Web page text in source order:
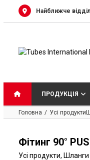
Найближче
ПРОДУКЦІЯ
Головна Усі продукти
Фітинг 90°
Усі продукти, Шланги